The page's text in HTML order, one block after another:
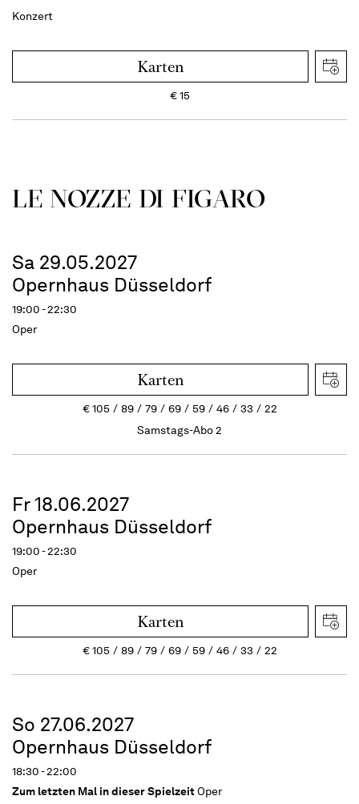
Konzert
Karten
€15
LE NOZZE DI FIGARO
Sa 29.05.2027
Opernhaus Düsseldorf
19:00 - 22:30
Oper
Karten
€105 89 79 69 59 46 33
22
Samstags-Abo 2
Fr 18.06.2027
Opernhaus Düsseldorf
19:00 - 22:30
Oper
Karten
€105 89 79 69 59 46 33 22
So 27.06.2027
Opernhaus Düsseldorf
18:30 - 22:00
Zum letzten Mal in dieser SpielzeitOper